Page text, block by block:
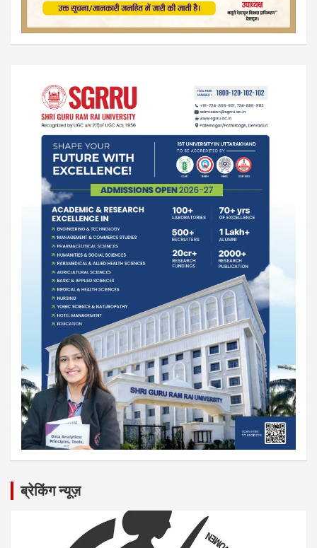
ब्रेकिंग न्यूज़